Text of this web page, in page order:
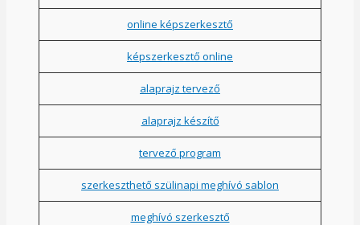
online képszerkesztő
képszerkesztő online
alaprajz tervező
alaprajz készítő
tervező program
szerkeszthető szülinapi meghívó sablon
meghívó szerkesztő